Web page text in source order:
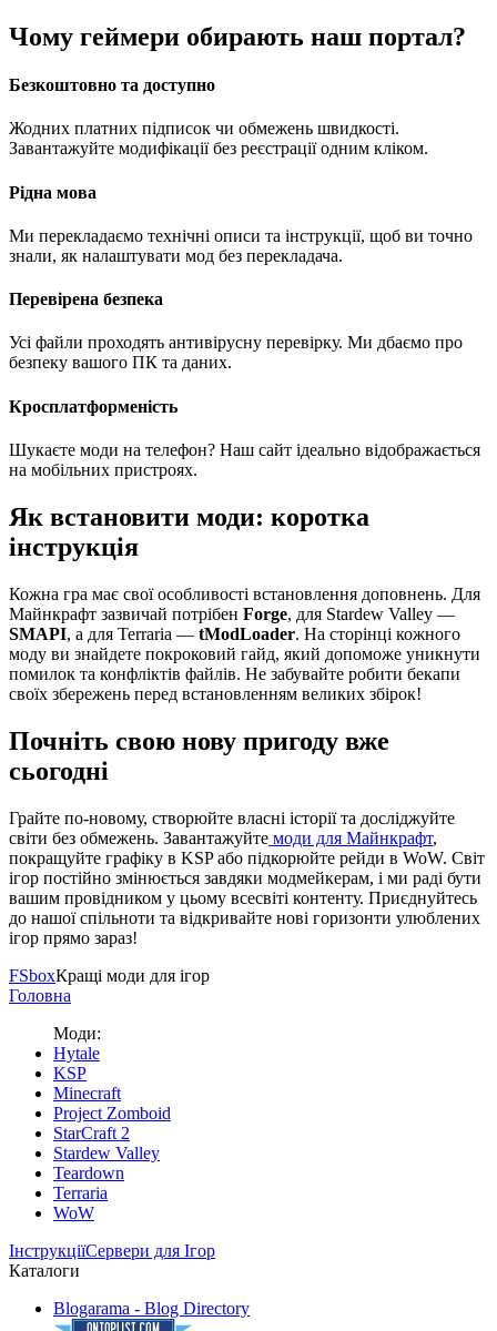
Чому геймери обирають наш портал?
Безкоштовно та доступно
Жодних платних підписок чи обмежень швидкості.
Завантажуйте модифікації без реєстрації одним кліком.
Рідна мова
Ми перекладаємо технічні описи та інструкції, щоб ви точно
знали, як налаштувати мод без перекладача.
Перевірена безпека
Усі файли проходять антивірусну перевірку. Ми дбаємо про
безпеку вашого ПК та даних.
Кросплатформеність
Шукаєте моди на телефон? Наш сайт ідеально відображається
на мобільних пристроях.
Як встановити моди: коротка
інструкція
Кожна гра має свої особливості встановлення доповнень. Для
Майнкрафт зазвичай потрібен Forge, для Stardew Valley —
SMAPI, а для Terraria — tModLoader. На сторінці кожного
моду ви знайдете покроковий гайд, який допоможе уникнути
помилок та конфліктів файлів. Не забувайте робити бекапи
своїх збережень перед встановленням великих збірок!
Почніть свою нову пригоду вже
сьогодні
Грайте по-новому, створюйте власні історії та досліджуйте
світи без обмежень. Завантажуйте моди для Майнкрафт,
покращуйте графіку в KSP або підкорюйте рейди в WoW. Світ
ігор постійно змінюється завдяки модмейкерам, і ми раді бути
вашим провідником у цьому всесвіті контенту. Приєднуйтесь
до нашої спільноти та відкривайте нові горизонти улюблених
ігор прямо зараз!
FSboxКращі моди для ігор
Головна
Моди:
Hytale
KSP
Minecraft
Project Zomboid
StarCraft 2
Stardew Valley
Teardown
Terraria
WoW
ІнструкціїСервери для Ігор
Каталоги
Blogarama - Blog Directory